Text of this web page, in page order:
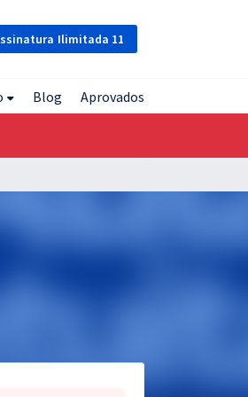
Ilimitada 11
Blog Aprovados